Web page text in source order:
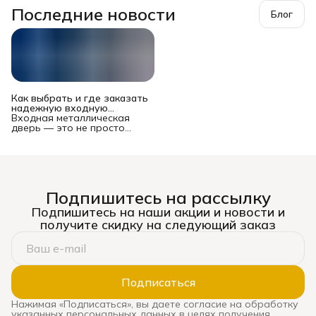
Последние новости Блог
Как выбрать и где заказать
надежную входную
металлическую дверь в
Новосибирске?
Входная металлическая
дверь — это не просто
имущества и жильцов,
уровень шума, теплопотери
и даже эстетическое
восприятие жилья. Рынок
— от бюджетных до
премиальных, и выбор
может стать настоящим
испытанием. Ошибка
оборачивается
сквозняками, звоном при
каждом закрытии, риском
Подпишитесь на рассылку
Подпишитесь на наши акции и новости и
получите скидку на следующий заказ
Подписаться
Нажимая «Подписаться», вы даете согласие на обработку